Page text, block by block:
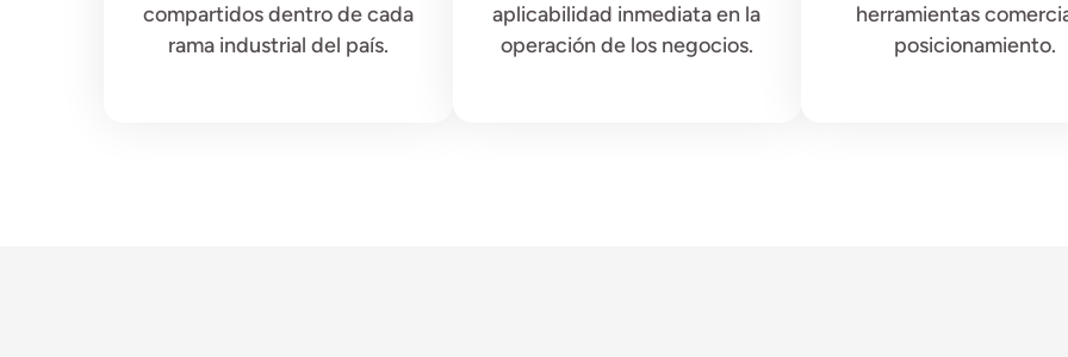
compartidos dentro de cada
rama industrial del país.
aplicabilidad inmediata en la
operación de los negocios.
herramientas
posicionamiento.